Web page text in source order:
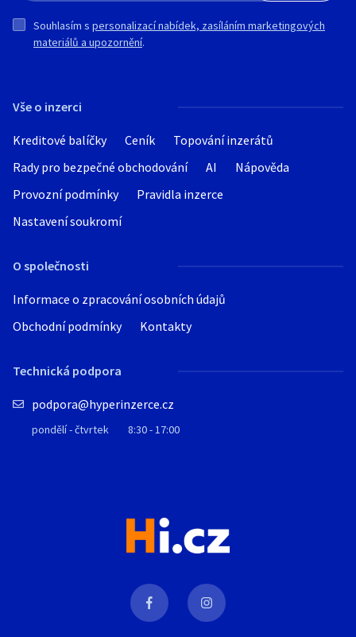
Vše o inzerci
Kreditové balíčky Ceník
Topování inzerátů
Rady pro bezpečné obchodování
AI
Nápověda
Provozní podmínky
Pravidla inzerce
Nastavení soukromí
O společnosti
Informace o zpracování osobních údajů
Obchodní podmínky
Kontakty
Technická podpora
podpora@hyperinzerce.cz
pondělí - čtvrtek 8:30 - 17:00
Souhlasím s personalizací nabídek, zasíláním marketingových
materiálů a upozornění.